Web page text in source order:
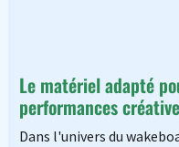
Le matériel adapté
performances
Dans l'univers du